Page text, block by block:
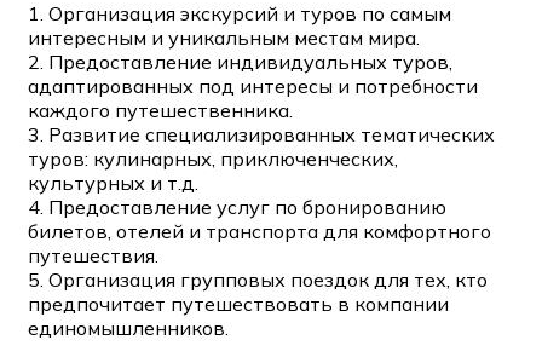
1. Организация экскурсий и туров по самым
интересным и уникальным местам мира.
2. Предоставление индивидуальных туров,
адаптированных под интересы и потребности
каждого путешественника.
3. Развитие специализированных тематических
туров: кулинарных, приключенческих,
культурных и т.д.
4. Предоставление услуг по бронированию
билетов, отелей и транспорта для комфортного
путешествия.
5. Организация групповых поездок для тех, кто
предпочитает путешествовать в компании
единомышленников.